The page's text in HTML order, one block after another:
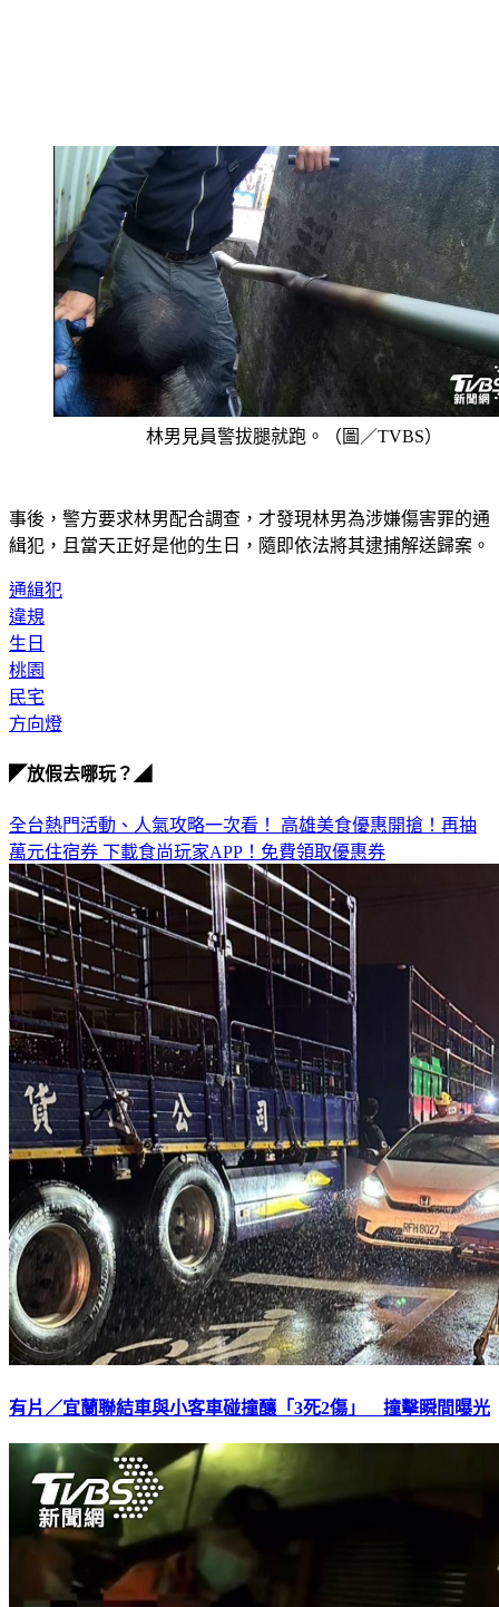
事後，警方要求林男配合調查，才發現林男為涉嫌傷害罪的通
通緝犯
違規
生日
桃園
民宅
全台熱門活動、人氣攻略一次看！高雄美食優惠開搶！再抽
萬元住宿券下載食尚玩家APP！免費領取優惠券